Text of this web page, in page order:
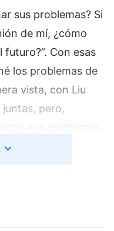
sus problemas? Si
de mí, ¿cómo
Con esas
los problemas de
vista, con Liu
juntas, pero,
sus problemas,
respondería.
período, a